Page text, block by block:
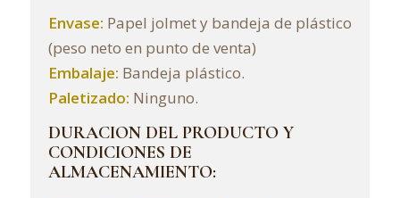
Envase: Papel jolmet y bandeja de plástico
(peso neto en punto de venta)
Embalaje: Bandeja plástico.
Paletizado: Ninguno.
DURACION DEL PRODUCTO Y
CONDICIONES DE
ALMACENAMIENTO: